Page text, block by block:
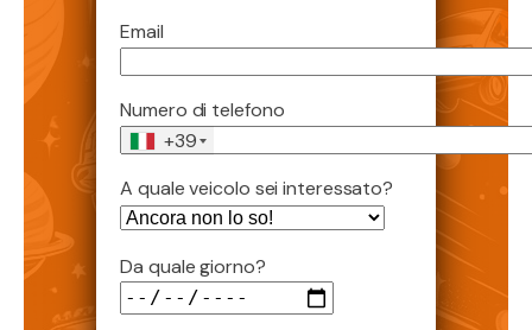
Email
Numero di telefono
+39
A quale veicolo sei interessato?
Da quale giorno?